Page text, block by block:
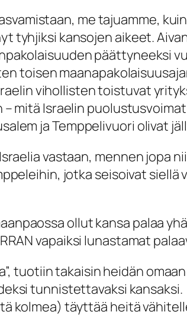
me tajuamme,
tyhjiksi kansojen aikeet.
päättyneeksi
toisen
vihollisten toistuvat
mitä Israelin
ja Temppelivuori olivat
vastaan, mennen jopa
jotka seisoivat siellä
ollut kansa palaa
vapaiksi lunastamat
”, tuotiin takaisin heidän
tunnistettavaksi
kolmea) täyttää heitä